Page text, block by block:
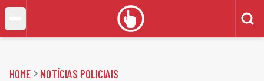
HOME NOTÍCIAS POLICIAIS